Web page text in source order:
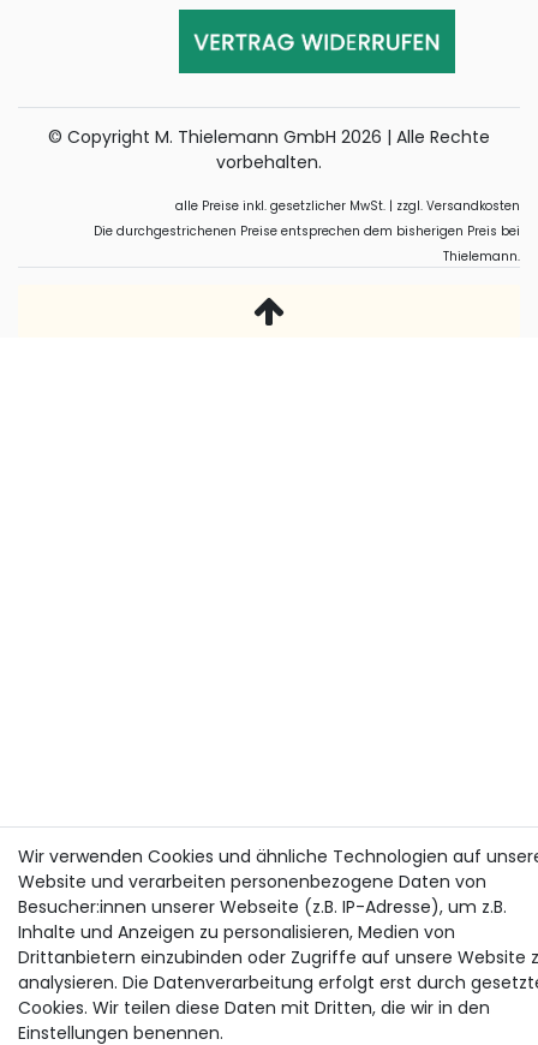
© Copyright M. Thielemann GmbH 2026 | Alle Rechte
vorbehalten.
alle Preise inkl. gesetzlicher MwSt. | zzgl. Versandkosten
Die durchgestrichenen Preise entsprechen dem bisherigen Preis bei
Thielemann.
Wir verwenden Cookies und ähnliche Technologien auf
Website und verarbeiten personenbezogene Daten von
Besucher:innen unserer Webseite (z.B. IP-Adresse), um z.B.
Inhalte und Anzeigen zu personalisieren, Medien von
Drittanbietern einzubinden oder Zugriffe auf unsere Website
analysieren. Die Datenverarbeitung erfolgt erst durch
Cookies. Wir teilen diese Daten mit Dritten, die wir in den
Einstellungen benennen.